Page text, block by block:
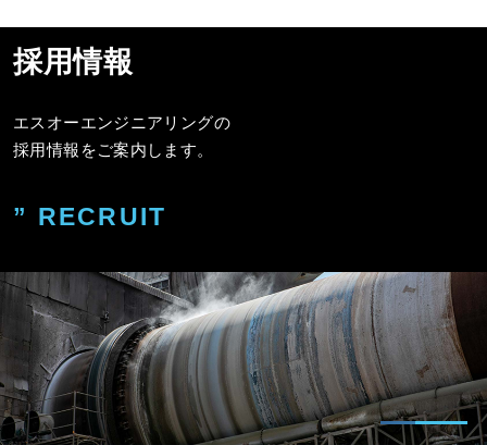
採用情報
エスオーエンジニアリングの
採用情報をご案内します。
” RECRUIT